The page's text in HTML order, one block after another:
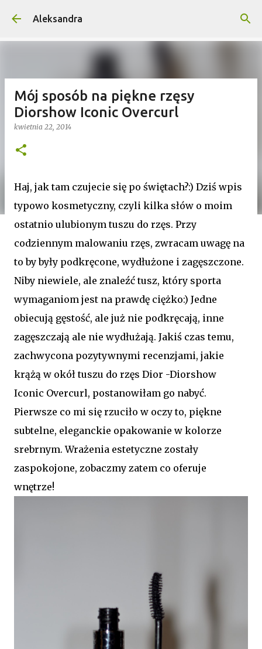
Przejdź do głównej zawartości
Aleksandra
Mój sposób na piękne rzęsy
Diorshow Iconic Overcurl
kwietnia 22, 2014
Haj, jak tam czujecie się po świętach?:) Dziś wpis
typowo kosmetyczny, czyli kilka słów o moim
ostatnio ulubionym tuszu do rzęs. Przy
codziennym malowaniu rzęs, zwracam uwagę na
to by były podkręcone, wydłużone i zagęszczone.
Niby niewiele, ale znaleźć tusz, który sporta
wymaganiom jest na prawdę ciężko:) Jedne
obiecują gęstość, ale już nie podkręcają, inne
zagęszczają ale nie wydłużają. Jakiś czas temu,
zachwycona pozytywnymi recenzjami, jakie
krążą w okół tuszu do rzęs Dior -Diorshow
Iconic Overcurl, postanowiłam go nabyć.
Pierwsze co mi się rzuciło w oczy to, piękne
subtelne, eleganckie opakowanie w kolorze
srebrnym. Wrażenia estetyczne zostały
zaspokojone, zobaczmy zatem co oferuje
wnętrze!